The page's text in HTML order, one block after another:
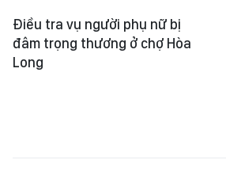
Điều tra vụ người phụ nữ bị
đâm trọng thương ở chợ Hòa
Long